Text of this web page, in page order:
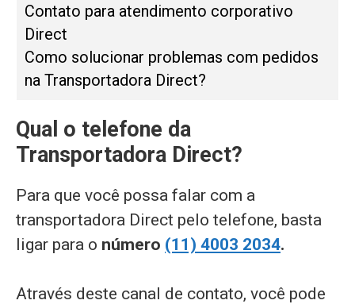
Contato para atendimento corporativo
Direct
Como solucionar problemas com pedidos
na Transportadora Direct?
Qual o telefone da
Transportadora Direct?
Para que você possa falar com a
transportadora Direct pelo telefone, basta
ligar para o número (11) 4003 2034.
Através deste canal de contato, você pode